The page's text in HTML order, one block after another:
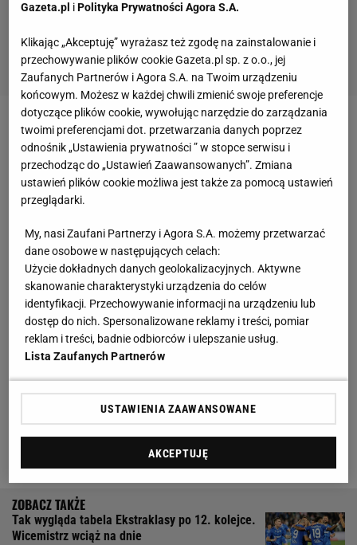
Zobacz wideoWojciech Szczęsny na ławce?! Kibice
odpowiadają Flickowi
Niemcy zauważyli wyczyn Roberta
Lewandowskiego
Robert Lewandowski dzięki dwóm trafieniom z
Sevillą znów przeszedł do historiisportu. Dla 36-
letniego piłkarza były to gole numer 365 i 366
zdobyte w meczach pięciu najlepszych europejskich
ligach (Anglia, Francja, Hiszpania, Niemcy, Włochy).
Tym samym wyprzedził legendarnego niemieckiego
napastnika Gerda Muellera i awansował na trzecie
miejsce w zestawieniu największej liczby bramek w
Tak wygląda tabela Ekstraklasy po 12. kolejce.
Wicemistrz wciąż na dnie
Gazeta.pl iPolityka Prywatności Agora S.A.
Klikając „Akceptuję” wyrażasz też zgodę na zainstalowanie i
przechowywanie plików cookie Gazeta.pl sp. z o.o., jej
Zaufanych Partnerów i Agora S.A. na Twoim urządzeniu
końcowym. Możesz w każdej chwili zmienić swoje preferencje
dotyczące plików cookie, wywołując narzędzie do zarządzania
twoimi preferencjami dot. przetwarzania danych poprzez
odnośnik „Ustawienia prywatności ” w stopce serwisu i
przechodząc do „Ustawień Zaawansowanych”. Zmiana
ustawień plików cookie możliwa jest także za pomocą ustawień
przeglądarki.
My, nasi Zaufani Partnerzy i Agora S.A. możemy przetwarzać
dane osobowe w następujących celach:
Użycie dokładnych danych geolokalizacyjnych. Aktywne
skanowanie charakterystyki urządzenia do celów
identyfikacji. Przechowywanie informacji na urządzeniu lub
dostęp do nich. Spersonalizowane reklamy i treści, pomiar
reklam i treści, badnie odbiorców i ulepszanie usług.
Lista Zaufanych Partnerów
USTAWIENIA ZAAWANSOWANE
AKCEPTUJĘ